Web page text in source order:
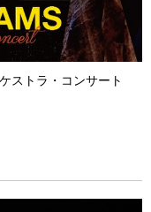
ストラ・コンサート